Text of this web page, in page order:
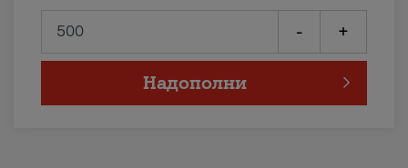
- +
Надополни